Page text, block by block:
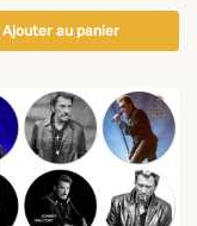
Ajouter au panier